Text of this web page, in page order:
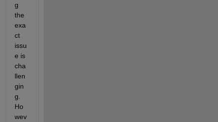
g
the
exa
ct
issu
e is
cha
llen
gin
g.
Ho
wev